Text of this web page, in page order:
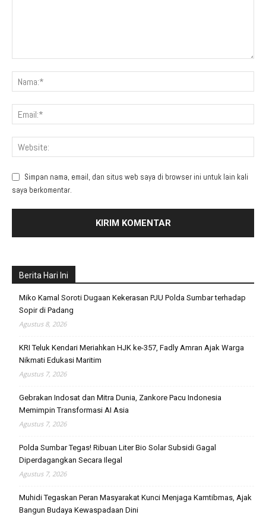
Simpan nama, email, dan situs web saya di browser ini untuk lain kali
saya berkomentar.
Berita Hari Ini
Miko Kamal Soroti Dugaan Kekerasan PJU Polda Sumbar terhadap
Sopir di Padang
Agustus 8, 2026
KRI Teluk Kendari Meriahkan HJK ke-357, Fadly Amran Ajak Warga
Nikmati Edukasi Maritim
Agustus 7, 2026
Gebrakan Indosat dan Mitra Dunia, Zankore Pacu Indonesia
Memimpin Transformasi AI Asia
Agustus 7, 2026
Polda Sumbar Tegas! Ribuan Liter Bio Solar Subsidi Gagal
Diperdagangkan Secara Ilegal
Agustus 7, 2026
Muhidi Tegaskan Peran Masyarakat Kunci Menjaga Kamtibmas, Ajak
Bangun Budaya Kewaspadaan Dini